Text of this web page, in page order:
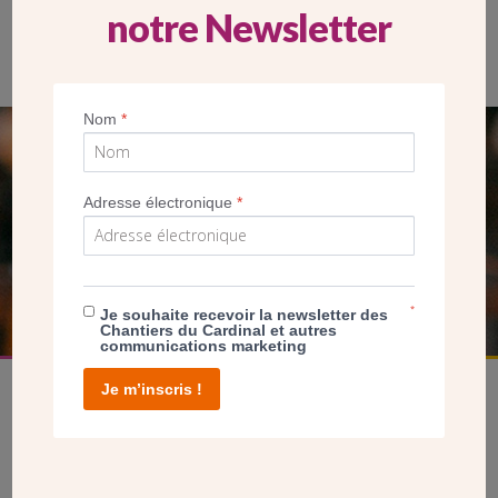
Messe champêtre à l’occasion de l’inauguration de la maison
dimanche 15 septembre 2019.
SEUL VOTRE DON
NOUS PERMET D’AGIR
FAIRE UN DON
notre Newsletter
Nom*
Adresse électronique*
Je souhaite recevoir la newsletter des
Chantiers du Cardinal et autres
communications marketing
*
Je m’inscris !